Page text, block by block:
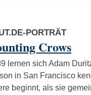
PORTRÄT
Crows
lernen sich Adam
in San Francisco
beginnt, als sie